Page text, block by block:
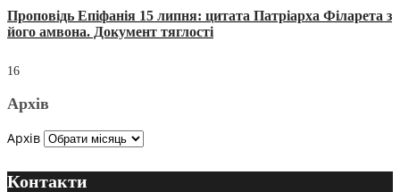
Проповідь Епіфанія 15 липня: цитата Патріарха Філарета з
його амвона. Документ тяглості
16
Архів
Архів
Контакти